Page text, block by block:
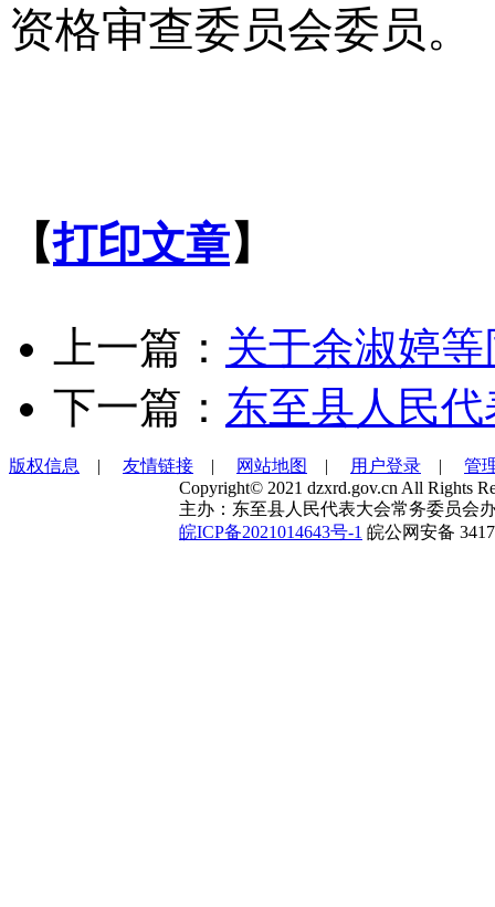
资格审查委员会委员。
【打印文章】
上一篇： 关于余淑婷
下一篇： 东至县人民
版权信息 | 友情链接 | 网站地图 | 用户登录 | 管
Copyright© 2021 dzxrd.gov.cn All Rights
主办：东至县人民代表大会常务委员会
皖ICP备2021014643号-1 皖公网安备